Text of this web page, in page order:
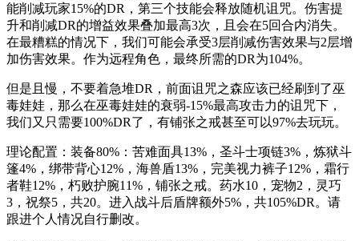
能削减玩家15%的DR，第三个技能会释放随机诅咒。伤害提
升和削减DR的增益效果叠加最高3次，且会在5回合内消失。
在最糟糕的情况下，我们可能会承受3层削减伤害效果与2层增
加伤害效果。作为远程角色，最终所需的DR为104%。
但是且慢，不要着急堆DR，前面诅咒之森应该已经刷到了巫
毒娃娃，那么在巫毒娃娃的衰弱-15%最高攻击力的诅咒下，
我们又只需要100%DR了，有铺张之戒甚至可以97%去玩玩。
理论配置：装备80%：苦难面具13%，圣斗士项链3%，炼狱斗
篷4%，绑带背心12%，海兽盾13%，完美视力裤子12%，霜行
者鞋12%，朽败护腕11%，铺张之戒。药水10，宠物2，灵巧
3，祝祭5，共20。进入战斗后盾牌额外5%，共105%DR。请
跟进个人情况自行删改。